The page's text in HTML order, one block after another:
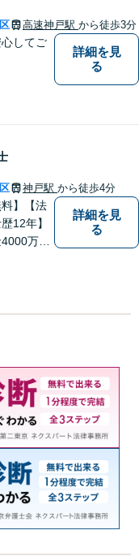
ご安心
駅6分】
高速神戸駅 から徒歩3分
心してご
詳細を見
る
神戸駅 から徒歩4分
料】【法
12年】
万円
得実績！
戸駅4分
詳細を見
る